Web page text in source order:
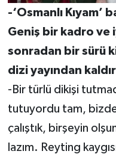
-‘Osmanlı Kıyam’
Geniş bir kadro ve
sonradan bir sürü
dizi yayından
-Bir türlü dikişi
tutuyordu tam, bizde
çalıştık, birşeyin
lazım. Reyting